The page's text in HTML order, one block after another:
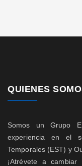
QUIENES
Somos un Grupo
experiencia en el
Temporales (EST) y
¡Atrévete a